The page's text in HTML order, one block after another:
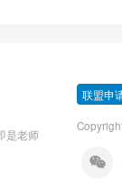
是老师
联盟申